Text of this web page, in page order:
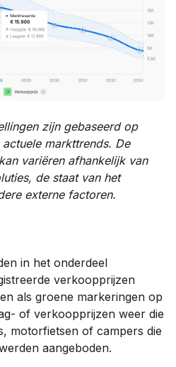
zijn gebaseerd op
markttrends. De
variëren afhankelijk van
de staat van het
externe factoren.
in het onderdeel
verkoopprijzen
als groene markeringen op
of verkoopprijzen weer die
motorfietsen of campers die
aangeboden.